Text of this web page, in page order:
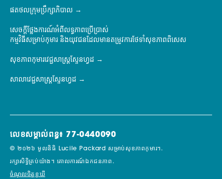
ផតថលក្រុមប្រឹក្សាភិបាល
សេចក្តីថ្លែងការណ៍អំពីលទ្ធភាពប្រើប្រាស់
កម្មវិធីសម្រាប់កុមារ និងយុវជនដែលមានតម្រូវការថែទាំសុខភាពពិសេស
សុខភាពកុមារវេជ្ជសាស្ត្រស្ទែនហ្វដ
សាលាវេជ្ជសាស្ត្រស្ទែនហ្វដ
លេខសម្គាល់ពន្ធ៖ 77-0440090
© ២០២៦ មូលនិធិ Lucile Packard សម្រាប់សុខភាពកុមារ។.
រក្សាសិទ្ធិគ្រប់យ៉ាង។ គោលការណ៍ឯកជនភាព.
ចំណូលចិត្តខូឃី